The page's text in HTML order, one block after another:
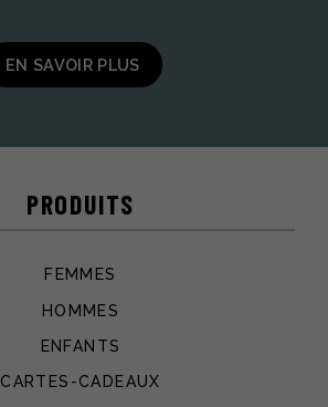
EN SAVOIR PLUS
PRODUITS
FEMMES
HOMMES
ENFANTS
CARTES-CADEAUX